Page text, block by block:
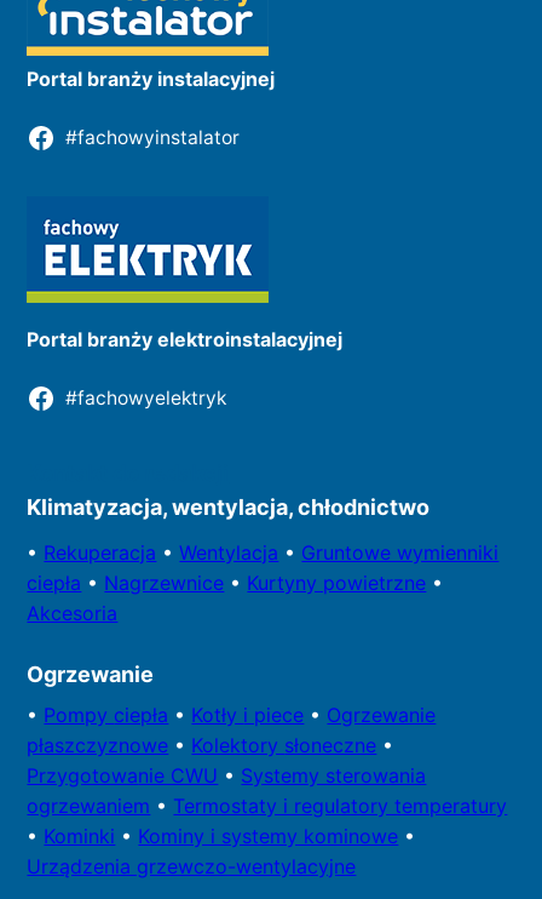
Portal branży instalacyjnej
#fachowyinstalator
Portal branży elektroinstalacyjnej
#fachowyelektryk
Klimatyzacja, wentylacja, chłodnictwo
• Rekuperacja •Wentylacja • Gruntowe wymienniki
ciepła • Nagrzewnice • Kurtyny powietrzne •
Akcesoria
Ogrzewanie
• Pompy ciepła • Kotły i piece • Ogrzewanie
płaszczyznowe • Kolektory słoneczne •
Przygotowanie CWU • Systemy sterowania
ogrzewaniem • Termostaty i regulatory temperatury
• Kominki • Kominy i systemy kominowe •
Urządzenia grzewczo-wentylacyjne